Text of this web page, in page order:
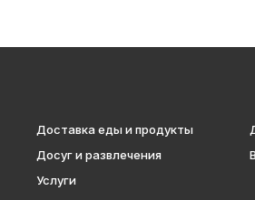
Доставка еды и продукты
Досуг и развлечения
Услуги